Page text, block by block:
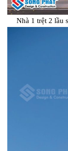
Nhà 1 trệt 2 lầu